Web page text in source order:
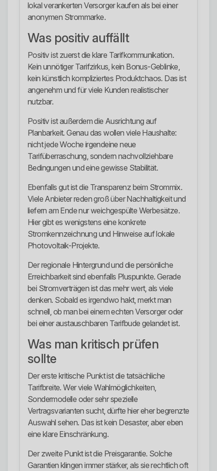
lokal verankerten Versorger kaufen als bei einer
anonymen Strommarke.
Was positiv auffällt
Positiv ist zuerst die klare Tarifkommunikation.
Kein unnötiger Tarifzirkus, kein Bonus-Geblinke,
kein künstlich kompliziertes Produktchaos. Das ist
angenehm und für viele Kunden realistischer
nutzbar.
Positiv ist außerdem die Ausrichtung auf
Planbarkeit. Genau das wollen viele Haushalte:
nicht jede Woche irgendeine neue
Tarifüberraschung, sondern nachvollziehbare
Bedingungen und eine gewisse Stabilität.
Ebenfalls gut ist die Transparenz beim Strommix.
Viele Anbieter reden groß über Nachhaltigkeit und
liefern am Ende nur weichgespülte Werbesätze.
Hier gibt es wenigstens eine konkrete
Stromkennzeichnung und Hinweise auf lokale
Photovoltaik-Projekte.
Der regionale Hintergrund und die persönliche
Erreichbarkeit sind ebenfalls Pluspunkte. Gerade
bei Stromverträgen ist das mehr wert, als viele
denken. Sobald es irgendwo hakt, merkt man
schnell, ob man bei einem echten Versorger oder
bei einer austauschbaren Tarifbude gelandet ist.
Was man kritisch prüfen
sollte
Der erste kritische Punkt ist die tatsächliche
Tarifbreite. Wer viele Wahlmöglichkeiten,
Sondermodelle oder sehr spezielle
Vertragsvarianten sucht, dürfte hier eher begrenzte
Auswahl sehen. Das ist kein Desaster, aber eben
eine klare Einschränkung.
Der zweite Punkt ist die Preisgarantie. Solche
Garantien klingen immer stärker, als sie rechtlich oft